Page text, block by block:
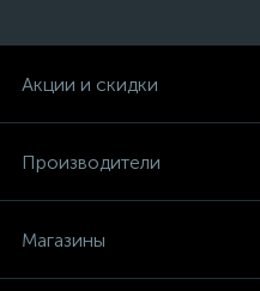
Акции и скидки
Производители
Магазины